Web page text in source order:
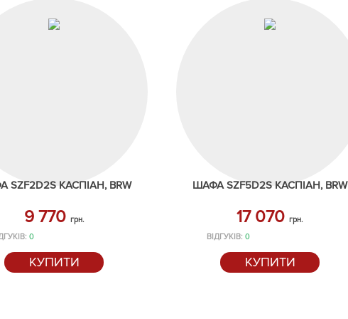
SZF2D2S КАСПІАН, BRW
9 770 грн.
0
КУПИТИ
ШАФА SZF5D2S КАСПІАН, BRW
17 070 грн.
ВІДГУКІВ: 0
КУПИТИ